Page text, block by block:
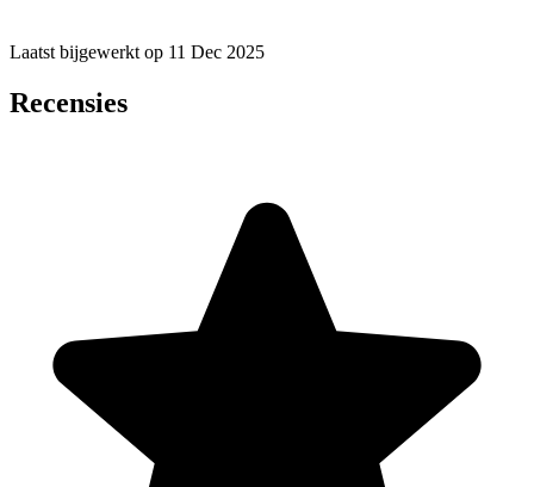
Laatst bijgewerkt op 11 Dec 2025
Recensies